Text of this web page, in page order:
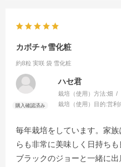
カボチャ雪化粧
約8粒 実咲 袋 雪化粧
ハセ君
栽培（使用）方法:畑
栽培（使用）目的:営利
毎年栽培をしています。家
らも非常に美味しく日持ちも
ブラックのジョーと一緒に